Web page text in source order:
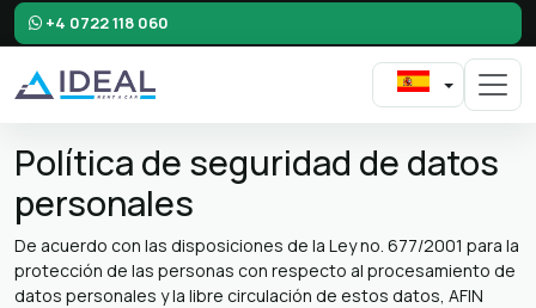
+4 0722 118 060
Política de seguridad de datos
personales
De acuerdo con las disposiciones de la Ley no. 677/2001 para la
protección de las personas con respecto al procesamiento de
datos personales y la libre circulación de estos datos, AFIN